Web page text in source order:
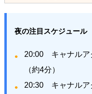
夜の注目スケジュール
20:00 キャナルア
（約4分）
20:30 キャナルア